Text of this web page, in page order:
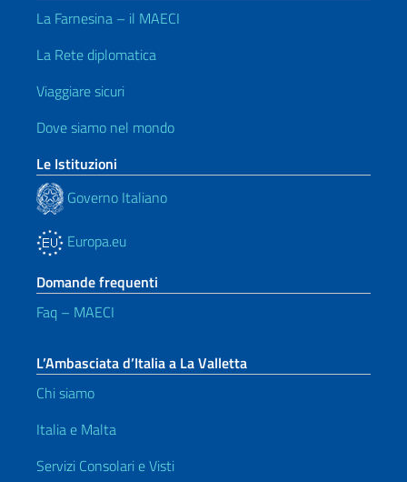
La Farnesina – il MAECI
La Rete diplomatica
Viaggiare sicuri
Dove siamo nel mondo
Le Istituzioni
Governo Italiano
Europa.eu
Domande frequenti
Faq – MAECI
L’Ambasciata d’Italia a La Valletta
Chi siamo
Italia e Malta
Servizi Consolari e Visti